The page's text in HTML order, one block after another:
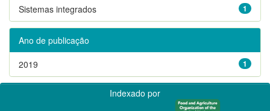
1
Sistemas integrados
Ano de publicação
1
2019
Indexado por